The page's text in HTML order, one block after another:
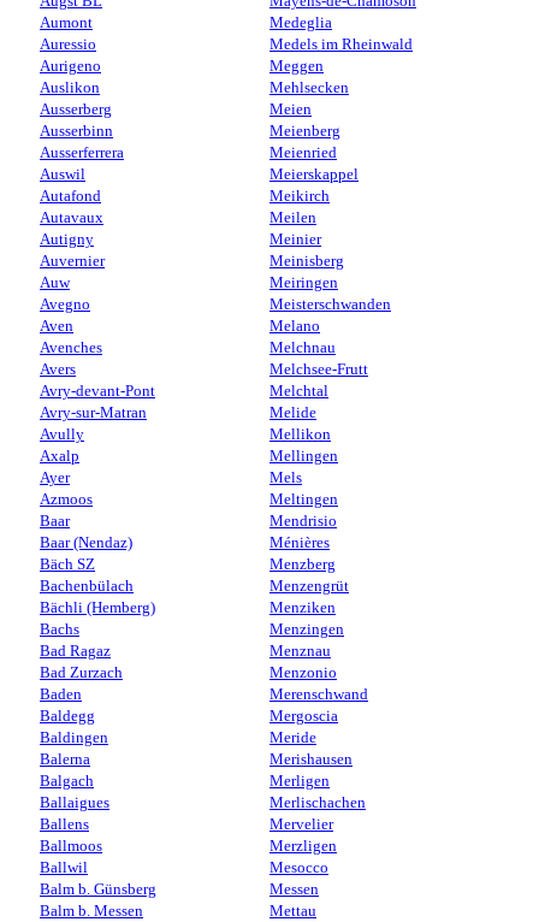
Aumont
Auressio
Aurigeno
Auslikon
Ausserberg
Ausserbinn
Ausserferrera
Auswil
Autafond
Autavaux
Autigny
Auvernier
Auw
Avegno
Aven
Avenches
Avers
Avry-devant-Pont
Avry-sur-Matran
Avully
Axalp
Ayer
Azmoos
Baar
Baar (Nendaz)
Bäch SZ
Bachenbülach
Bächli (Hemberg)
Bachs
Bad Ragaz
Bad Zurzach
Baden
Baldegg
Baldingen
Balerna
Balgach
Ballaigues
Ballens
Ballmoos
Ballwil
Balm b. Günsberg
Balm b. Messen
Medeglia
Medels im Rheinwald
Meggen
Mehlsecken
Meien
Meienberg
Meienried
Meierskappel
Meikirch
Meilen
Meinier
Meinisberg
Meiringen
Meisterschwanden
Melano
Melchnau
Melchsee-Frutt
Melchtal
Melide
Mellikon
Mellingen
Mels
Meltingen
Mendrisio
Ménières
Menzberg
Menzengrüt
Menziken
Menzingen
Menznau
Menzonio
Merenschwand
Mergoscia
Meride
Merishausen
Merligen
Merlischachen
Mervelier
Merzligen
Mesocco
Messen
Mettau